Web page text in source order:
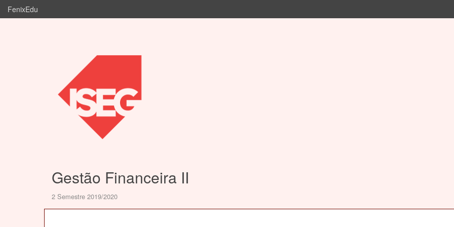
FenixEdu
Gestão Financeira II
2 Semestre 2019/2020